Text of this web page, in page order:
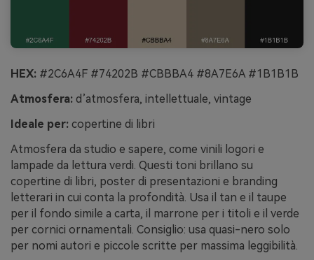
HEX: #2C6A4F #74202B #CBBBA4 #8A7E6A #1B1B1B
Atmosfera: d’atmosfera, intellettuale, vintage
Ideale per: copertine di libri
Atmosfera da studio e sapere, come vinili logori e
lampade da lettura verdi. Questi toni brillano su
copertine di libri, poster di presentazioni e branding
letterari in cui conta la profondità. Usa il tan e il taupe
per il fondo simile a carta, il marrone per i titoli e il verde
per cornici ornamentali. Consiglio: usa quasi-nero solo
per nomi autori e piccole scritte per massima leggibilità.